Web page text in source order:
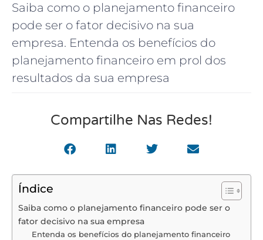
Saiba como o planejamento financeiro
pode ser o fator decisivo na sua
empresa. Entenda os benefícios do
planejamento financeiro em prol dos
resultados da sua empresa
Compartilhe Nas Redes!
Índice
Saiba como o planejamento financeiro pode ser o
fator decisivo na sua empresa
Entenda os benefícios do planejamento financeiro